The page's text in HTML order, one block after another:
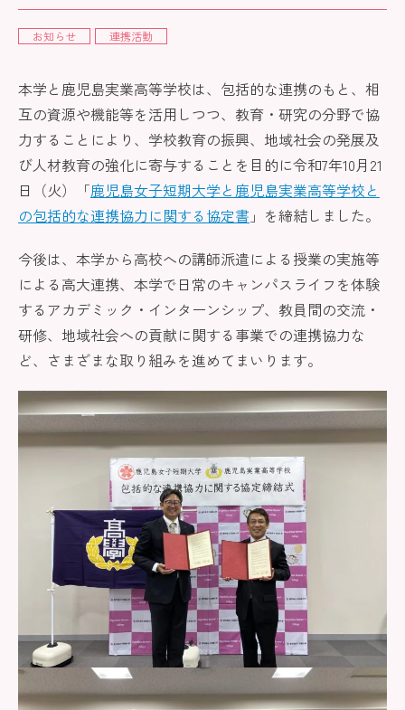
お知らせ 連携活動
本学と鹿児島実業高等学校は、包括的な連携のもと、相
互の資源や機能等を活用しつつ、教育・研究の分野で協
力することにより、学校教育の振興、地域社会の発展及
び人材教育の強化に寄与することを目的に令和7年10月21
日（火）「鹿児島女子短期大学と鹿児島実業高等学校と
の包括的な連携協力に関する協定書 」を締結しました。
今後は、本学から高校への講師派遣による授業の実施等
による高大連携、本学で日常のキャンパスライフを体験
するアカデミック・インターンシップ、教員間の交流・
研修、地域社会への貢献に関する事業での連携協力な
ど、さまざまな取り組みを進めてまいります。